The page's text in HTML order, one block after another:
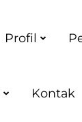
Profil
Kontak